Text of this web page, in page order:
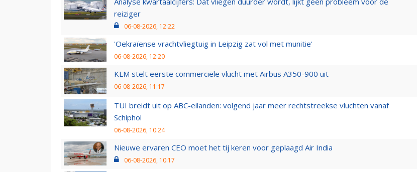
reiziger
06-08-2026, 12:22
'Oekraïense vrachtvliegtuig in Leipzig zat vol met munitie'
06-08-2026, 12:20
KLM stelt eerste commerciële vlucht met Airbus A350-900 uit
06-08-2026, 11:17
TUI breidt uit op ABC-eilanden: volgend jaar meer rechtstreekse vluchten vanaf
Schiphol
06-08-2026, 10:24
Nieuwe ervaren CEO moet het tij keren voor geplaagd Air India
06-08-2026, 10:17